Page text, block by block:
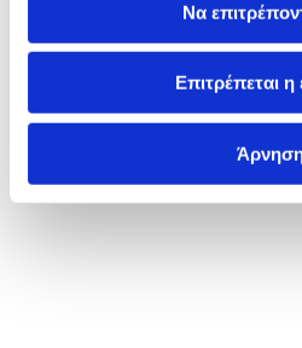
Να
Επιτρέπεται η